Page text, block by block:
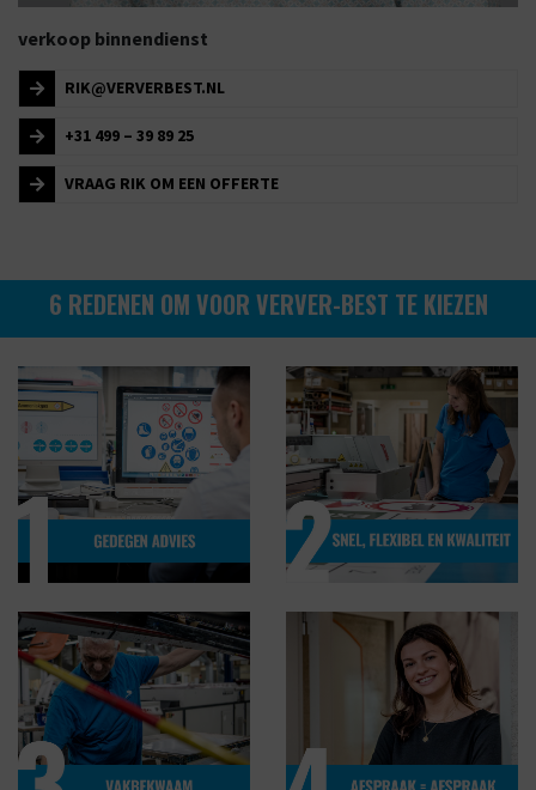
verkoop binnendienst
RIK@VERVERBEST.NL
+31 499 – 39 89 25
VRAAG RIK OM EEN OFFERTE
6 REDENEN OM VOOR VERVER-BEST TE KIEZEN